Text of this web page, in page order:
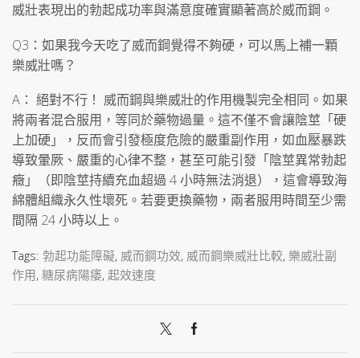
威壯表現出的勃起成功率與滿意度確實顯著高於威而鋼。
Q3：如果我今天吃了威而鋼覺得不夠硬，可以馬上補一顆
樂威壯嗎？
A： 絕對不行！ 威而鋼與樂威壯的作用機製完全相同。如果
將兩者混合服用，等同於藥物過量。這不僅不會讓陰莖「硬
上加硬」，反而會引發極度危險的嚴重副作用，如血壓暴跌
導致暈厥、嚴重的心律不整，甚至可能引發「陰莖異常勃起
癥」（即陰莖持續充血超過 4 小時無法消退），這會導致海
綿體組織永久性壞死。若要更換藥物，兩者服用時間至少需
間隔 24 小時以上。
Tags: 勃起功能障礙, 威而鋼功效, 威而鋼樂威壯比較, 樂威壯副
作用, 糖尿病陽痿, 起效速度